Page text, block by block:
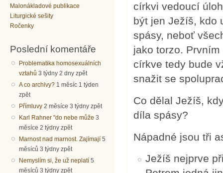
Malonákladové publikace
Liturgické sešity
Ročenky
Poslední komentáře
Problematika homosexuálních
vztahů 3 týdny 2 dny zpět
A co archivy? 1 měsíc 1 týden
zpět
Přímluvy 2 měsíce 3 týdny zpět
Karl Rahner "do nebe může 3
měsíce 2 týdny zpět
Marnost nad marnost. Zajímají 5
měsíců 3 týdny zpět
Nemyslím si, že už neplatí 5
měsíců 3 týdny zpět
církvi vedoucí
být jen Ježíš, kdo
spásy, neboť
jako torzo.
církve tedy bude
snažit se
Co dělal Ježíš,
díla spásy?
Nápadné jsou tři
Ježíš nejprve